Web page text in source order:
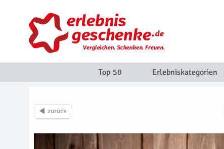
Top 50 Erlebniskategorien